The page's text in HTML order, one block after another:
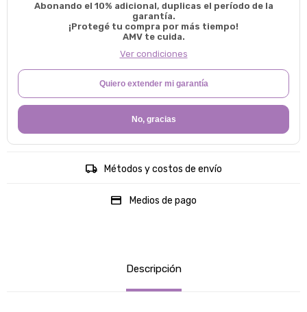
Abonando el 10% adicional, duplicas el período de la
garantía.
¡Protegé tu compra por más tiempo!
AMV te cuida.
Ver condiciones
Quiero extender mi garantía
No, gracias
Métodos y costos de envío
Medios de pago
Descripción